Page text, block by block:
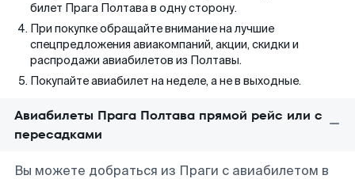
билет Прага Полтава в одну сторону.
При покупке обращайте внимание на лучшие
спецпредложения авиакомпаний, акции, скидки и
распродажи авиабилетов из Полтавы.
Покупайте авиабилет на неделе, а не в выходные.
Авиабилеты Прага Полтава прямой рейс или с
пересадками
Вы можете добраться из Праги с авиабилетом в